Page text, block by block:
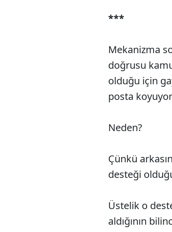
***
Mekanizma
doğrusu
olduğu için
posta
Neden?
Çünkü
desteği
Üstelik o
aldığının